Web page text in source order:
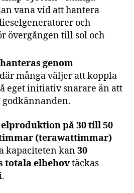
vana vid att hantera
och
övergången till sol och
genom
många väljer att koppla
eget initiativ snarare än att
på 30 till 50
(terawattimmar)
kapaciteten kan30
totala elbehovtäckas